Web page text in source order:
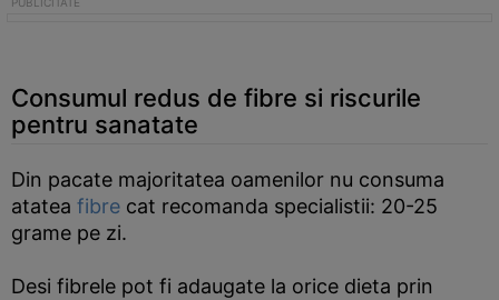
Consumul redus de fibre si riscurile
pentru sanatate
Din pacate majoritatea oamenilor nu consuma
atatea fibre cat recomanda specialistii: 20-25
grame pe zi.
Desi fibrele pot fi adaugate la orice dieta prin